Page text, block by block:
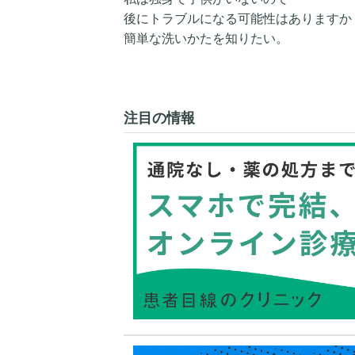
後にトラブルになる可能性はありますか
簡単な洗いかたを知りたい。
注目の情報